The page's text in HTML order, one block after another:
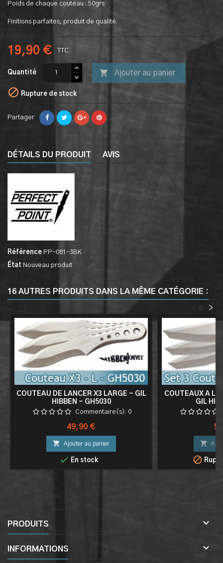
Poids de chaque couteau : 50grs
Finitions parfaites, produit de qualité.
19,90 € TTC
Quantité  Ajouter au panier
 Rupture de stock
Partager
DÉTAILS DU PRODUIT AVIS
Référence PP-081-3BK
État Nouveau produit
16 AUTRES PRODUITS DANS LA MÊME CATÉGORIE :
>
<
COUTEAU DE LANCER X3 LARGE - GIL
HIBBEN - GH5030
Commentaire(s): 0
Prix
49,90 €
 Ajouter au panier
 En stock
COUTEAUX A
GIL


PRODUITS 
INFORMATIONS 